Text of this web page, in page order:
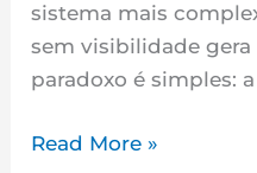
sistema mais
sem visibilidade
paradoxo é simples: a
Read More »